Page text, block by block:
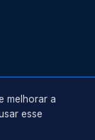
melhorar a
esse